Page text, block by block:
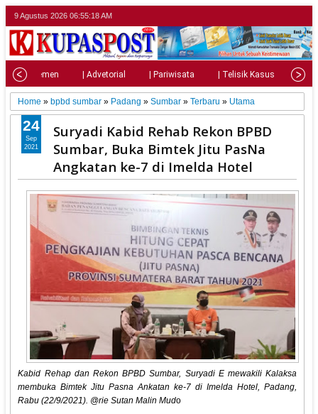
9 Agustus 2026 06:55:19 AM
| Parlemen | Advetorial | Pariwisata | Telisik Kasus |
Home » bpbd sumbar » Padang »Sumbar »Terbaru » Utama
Suryadi Kabid Rehab Rekon BPBD
Sumbar, Buka Bimtek Jitu PasNa
Angkatan ke-7 di Imelda Hotel
Kabid Rehap dan Rekon BPBD Sumbar, Suryadi E mewakili Kalaksa
membuka Bimtek Jitu Pasna Ankatan ke-7 di Imelda Hotel, Padang,
Rabu (22/9/2021). @rie Sutan Malin Mudo
24
Sep
2021